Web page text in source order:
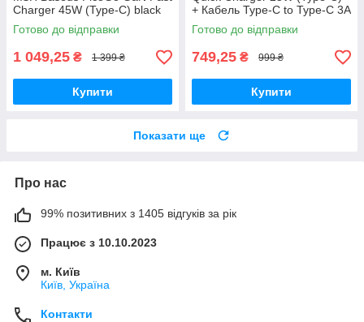
Charger 45W (Type-C) black
Готово до відправки
1 049,25 ₴ 1 399 ₴
Купити
+ Кабель Type-C to Type-C 3A
(1m) black
Готово до відправки
749,25 ₴ 999 ₴
Купити
Показати ще
Про нас
99% позитивних з 1405 відгуків за рік
Працює з 10.10.2023
м. Київ
Київ, Україна
Контакти